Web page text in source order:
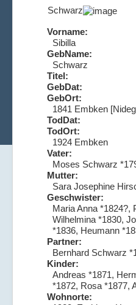
Schwarz
Vorname:
Sibilla
GebName:
Schwarz
Titel:
GebDat:
GebOrt:
1841 Embken
TodDat:
TodOrt:
1924 Embken
Vater:
Moses Schwarz
Mutter:
Sara Josephine
Geschwister:
Maria Anna *1824?,
Wilhelmina *1830,
*1836, Heumann
Partner:
Bernhard Schwarz
Kinder:
Andreas *1871,
*1872, Rosa *1877,
Wohnorte: